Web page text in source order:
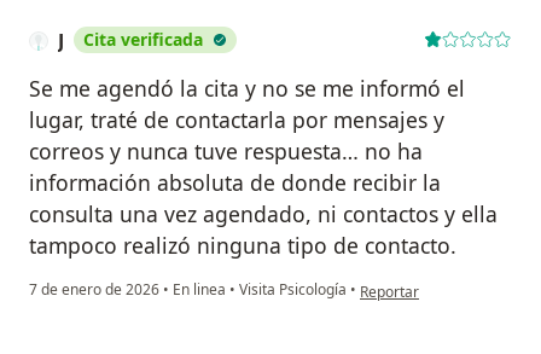
J Cita verificada
Se me agendó la cita y no se me informó el
lugar, traté de contactarla por mensajes y
correos y nunca tuve respuesta… no ha
información absoluta de donde recibir la
consulta una vez agendado, ni contactos y ella
tampoco realizó ninguna tipo de contacto.
7 de enero de 2026 • En linea • Visita Psicología • en opinión del usuario J
Reportar